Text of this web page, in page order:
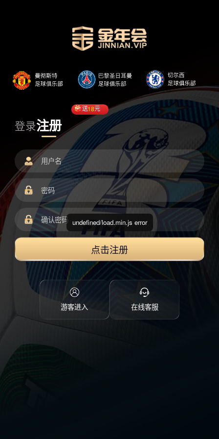
登录注册
送18元
点击注册
游客进入 在线客服
undefined/load.min.js error